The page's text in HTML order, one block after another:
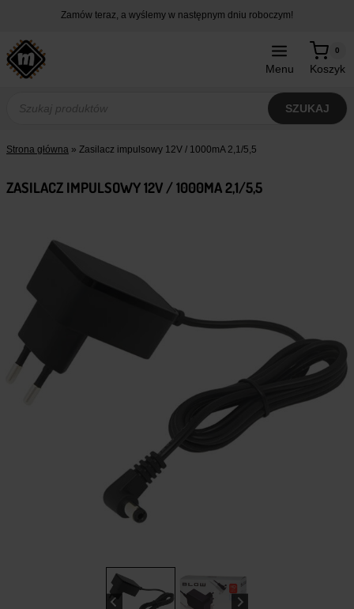
treści
Zamów teraz, a wyślemy w następnym dniu roboczym!
Menu Koszyk
0
produktów
SZUKAJ
Strona główna » Zasilacz impulsowy 12V / 1000mA 2,1/5,5
ZASILACZ IMPULSOWY 12V / 1000MA 2,1/5,5